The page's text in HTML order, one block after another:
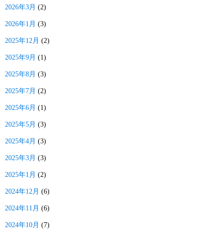
2026年3月 (2)
2026年1月 (3)
2025年12月 (2)
2025年9月 (1)
2025年8月 (3)
2025年7月 (2)
2025年6月 (1)
2025年5月 (3)
2025年4月 (3)
2025年3月 (3)
2025年1月 (2)
2024年12月 (6)
2024年11月 (6)
2024年10月 (7)